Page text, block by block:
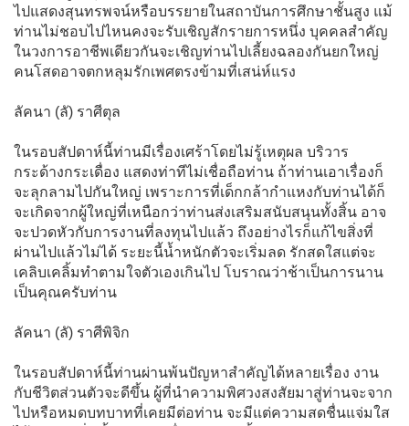
ไปแสดงสุนทรพจน์หรือบรรยายในสถาบันการศึกษาชั้นสูง แม้
ท่านไม่ชอบไปไหนคงจะรับเชิญสักรายการหนึ่ง บุคคลสำคัญ
ในวงการอาชีพเดียวกันจะเชิญท่านไปเลี้ยงฉลองกันยกใหญ่
คนโสดอาจตกหลุมรักเพศตรงข้ามที่เสน่ห์แรง
ลัคนา (ลั) ราศีตุล
ในรอบสัปดาห์นี้ท่านมีเรื่องเศร้าโดยไม่รู้เหตุผล บริวาร
กระด้างกระเดื่อง แสดงท่าทีไม่เชื่อถือท่าน ถ้าท่านเอาเรื่องก็
จะลุกลามไปกันใหญ่ เพราะการที่เด็กกล้ากำแหงกับท่านได้ก็
จะเกิดจากผู้ใหญ่ที่เหนือกว่าท่านส่งเสริมสนับสนุนทั้งสิ้น อาจ
จะปวดหัวกับการงานที่ลงทุนไปแล้ว ถึงอย่างไรก็แก้ไขสิ่งที่
ผ่านไปแล้วไม่ได้ ระยะนี้น้ำหนักตัวจะเริ่มลด รักสดใสแต่จะ
เคลิบเคลิ้มทำตามใจตัวเองเกินไป โบราณว่าช้าเป็นการนาน
เป็นคุณครับท่าน
ลัคนา (ลั) ราศีพิจิก
ในรอบสัปดาห์นี้ท่านผ่านพ้นปัญหาสำคัญได้หลายเรื่อง งาน
กับชีวิตส่วนตัวจะดีขึ้น ผู้ที่นำความพิศวงสงสัยมาสู่ท่านจะจาก
ไปหรือหมดบทบาทที่เคยมีต่อท่าน จะมีแต่ความสดชื่นแจ่มใส